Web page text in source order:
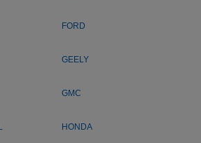
FORD
GEELY
GMC
HONDA